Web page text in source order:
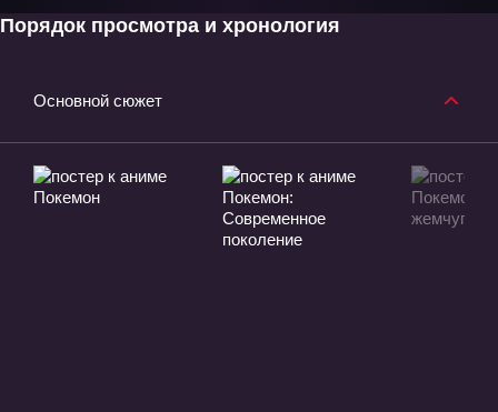
Порядок просмотра и хронология
Основной сюжет